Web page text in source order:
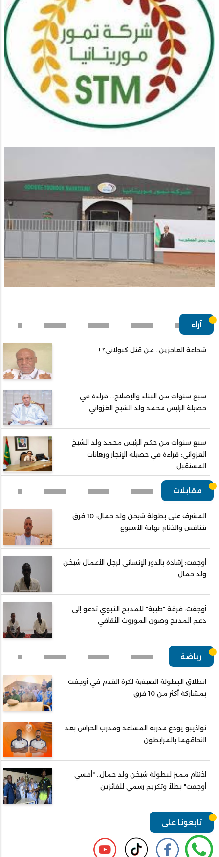
آراء
شجاعة العاجزين.. من قتل كبولاني؟ !
سبع سنوات من البناء والإصلاح... قراءة في
حصيلة الرئيس محمد ولد الشيخ الغزواني
سبع سنوات من حكم الرئيس محمد ولد الشيخ
الغزواني: قراءة في حصيلة الإنجاز ورهانات
المستقبل
مقابلات
المشرف على بطولة شيخن ولد حمال: 10 فرق
تتنافس والختام نهاية الأسبوع
أوجفت: إشادة بالدور الإنساني لرجل الأعمال شيخن
ولد حمال
أوجفت: فرقة "طيبة" للمديح النبوي تدعو إلى
دعم المديح وصون الموروث الثقافي
رياضة
انطلاق البطولة الصيفية لكرة القدم في أوجفت
بمشاركة أكثر من 10 فرق
نواذيبو يودع مدربه المساعد ومدرب الحراس بعد
التحاقهما بالمرابطون
اختتام مميز لبطولة شيخن ولد حمال.. "أفسي
أوجفت" بطلاً وتكريم رسمي للفائزين
تابعونا على